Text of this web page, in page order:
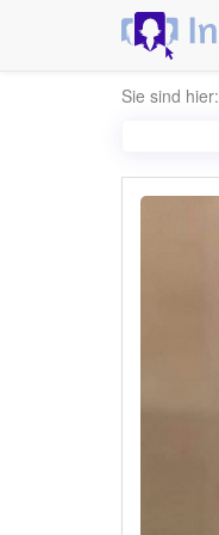
Sie sind hier: